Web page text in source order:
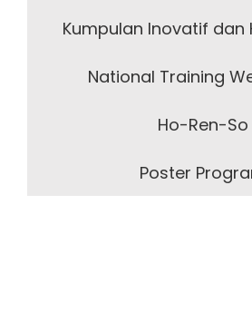
Kumpulan Inovatif dan
National Training
Ho-Ren-So
Poster